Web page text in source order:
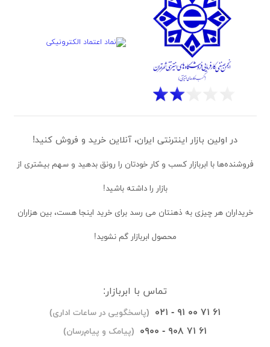
در اولین بازار اینترنتی ایران، آنلاین خرید و فروش کنید!
فروشنده‌ها با ابربازار کسب و کار خودتان را رونق بدهید و سهم بیشتری از
بازار را داشته باشید!
خریداران هر چیزی به ذهنتان می رسد برای خرید اینجا هست، بین هزاران
محصول ابربازار گم نشوید!
تماس با ابربازار:
۰۲۱ - ۹۱ ۰۰ ۷۱ ۶۱ (پاسخگویی در ساعات اداری)
۰۹۰۰ - ۹۰۸ ۷۱ ۶۱ (پیامک و پیام‌رسان)